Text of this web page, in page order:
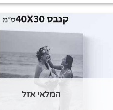
המלאי אזל